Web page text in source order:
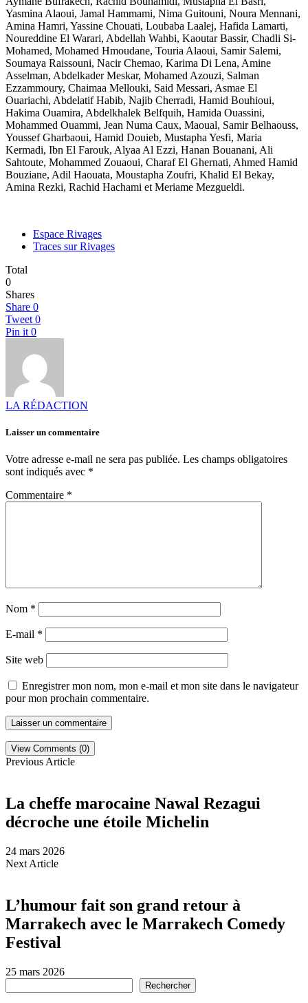
Yasmina Alaoui, Jamal Hammami, Nima Guitouni, Noura Mennani,
Amina Hamri, Yassine Chouati, Loubaba Laalej, Hafida Lamarti,
Noureddine El Warari, Abdellah Wahbi, Kaoutar Bassir, Chadli Si-
Mohamed, Mohamed Hmoudane, Touria Alaoui, Samir Salemi,
Soumaya Raissouni, Nacir Chemao, Karima Di Lena, Amine
Asselman, Abdelkader Meskar, Mohamed Azouzi, Salman
Ezzammoury, Chaimaa Mellouki, Said Messari, Asmae El
Ouariachi, Abdelatif Habib, Najib Cherradi, Hamid Bouhioui,
Hakima Ouamira, Abdelkhalek Belfquih, Hamida Ouassini,
Mohammed Ouammi, Jean Numa Caux, Maoual, Samir Belhaouss,
Youssef Gharbaoui, Hamid Douieb, Mustapha Yesfi, Maria
Kermadi, Ibn El Farouk, Alyaa Al Ezzi, Hanan Bouanani, Ali
Sahtoute, Mohammed Zouaoui, Charaf El Ghernati, Ahmed Hamid
Bouziane, Adil Haouata, Moustapha Zoufri, Khalid El Bekay,
Amina Rezki, Rachid Hachami et Meriame Mezgueldi.
Espace Rivages
Traces sur Rivages
Total
0
Shares
Share 0
Tweet 0
Pin it 0
LA RÉDACTION
Laisser un commentaire
Votre adresse e-mail ne sera pas publiée. Les champs obligatoires
sont indiqués avec *
Commentaire *
Nom *
E-mail *
Site web
Enregistrer mon nom, mon e-mail et mon site dans le navigateur
pour mon prochain commentaire.
View Comments (0)
Previous Article
La cheffe marocaine Nawal Rezagui
décroche une étoile Michelin
24 mars 2026
Next Article
L’humour fait son grand retour à
Marrakech avec le Marrakech Comedy
Festival
25 mars 2026
Rechercher